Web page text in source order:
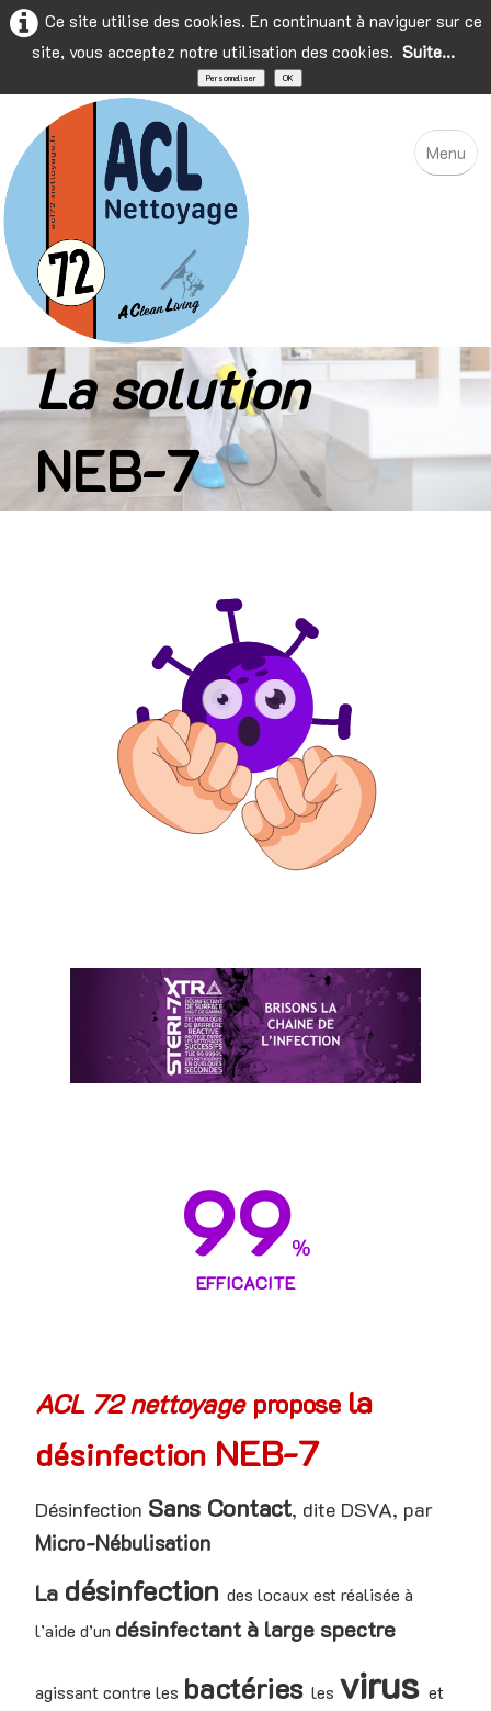
Ce site utilise des cookies. En continuant à naviguer sur ce
site, vous acceptez notre utilisation des cookies. Suite...
Personnaliser OK
Menu
Accueil
L'entreprise
Prestations
Services à la personne
Contact
La solution
NEB-7
99%
EFFICACITE
ACL 72 nettoyage propose la
désinfection NEB-7
Désinfection Sans Contact, dite DSVA, par
Micro-Nébulisation
La désinfection des locaux est réalisée à
l’aide d’un désinfectant à large spectre
agissant contre les bactéries les virus et